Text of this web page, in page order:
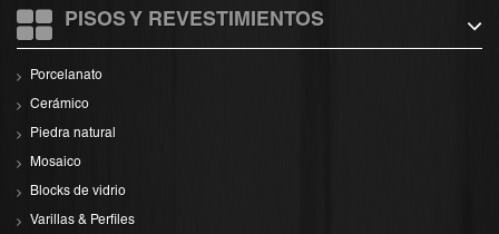
PISOS Y REVESTIMIENTOS
Porcelanato
Cerámico
Piedra natural
Mosaico
Blocks de vidrio
Varillas & Perfiles